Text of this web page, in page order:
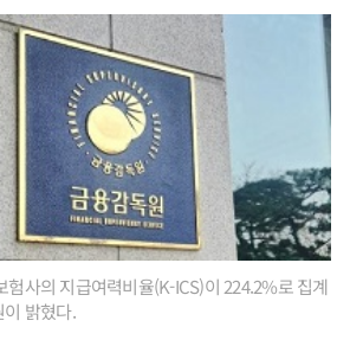
사의 지급여력비율(K-ICS)이 224.2%로 집계
밝혔다.